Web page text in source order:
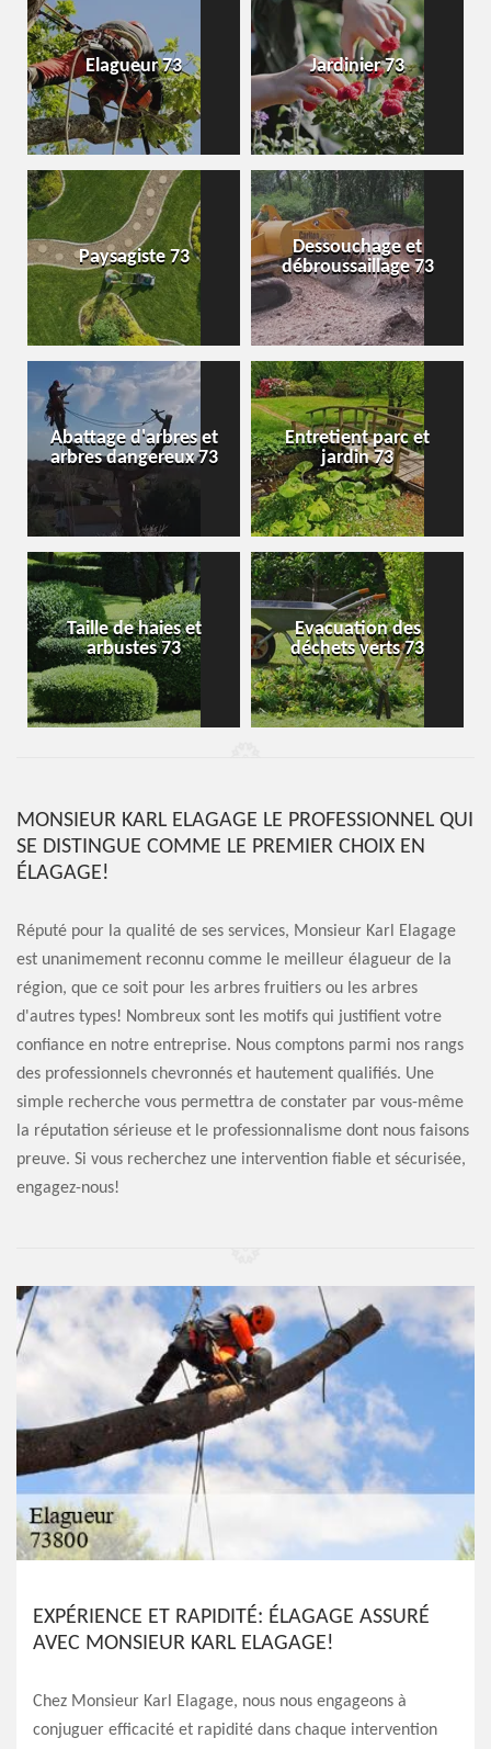
Elagueur 73 Jardinier 73
Paysagiste 73
Dessouchage et
débroussaillage 73
Abattage d'arbres et
arbres dangereux 73
Entretient parc et
jardin 73
Taille de haies et
arbustes 73
Evacuation des
déchets verts 73
MONSIEUR KARL ELAGAGE LE PROFESSIONNEL QUI
SE DISTINGUE COMME LE PREMIER CHOIX EN
ÉLAGAGE!
Réputé pour la qualité de ses services, Monsieur Karl Elagage
est unanimement reconnu comme le meilleur élagueur de la
région, que ce soit pour les arbres fruitiers ou les arbres
d'autres types! Nombreux sont les motifs qui justifient votre
confiance en notre entreprise. Nous comptons parmi nos rangs
des professionnels chevronnés et hautement qualifiés. Une
simple recherche vous permettra de constater par vous-même
la réputation sérieuse et le professionnalisme dont nous faisons
preuve. Si vous recherchez une intervention fiable et sécurisée,
engagez-nous!
EXPÉRIENCE ET RAPIDITÉ: ÉLAGAGE ASSURÉ
AVEC MONSIEUR KARL ELAGAGE!
Chez Monsieur Karl Elagage, nous nous engageons à
conjuguer efficacité et rapidité dans chaque intervention